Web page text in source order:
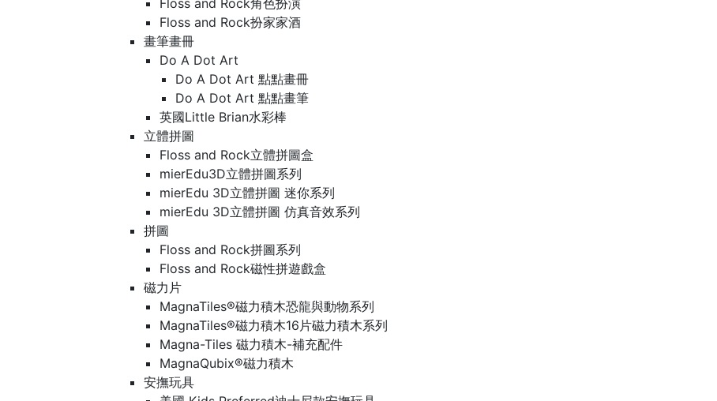
Floss and Rock角色扮演
Floss and Rock扮家家酒
畫筆畫冊
Do A Dot Art
Do A Dot Art 點點畫冊
Do A Dot Art 點點畫筆
英國Little Brian水彩棒
立體拼圖
Floss and Rock立體拼圖盒
mierEdu3D立體拼圖系列
mierEdu 3D立體拼圖 迷你系列
mierEdu 3D立體拼圖 仿真音效系列
拼圖
Floss and Rock拼圖系列
Floss and Rock磁性拼遊戲盒
磁力片
MagnaTiles®磁力積木恐龍與動物系列
MagnaTiles®磁力積木16片磁力積木系列
Magna-Tiles 磁力積木-補充配件
MagnaQubix®磁力積木
安撫玩具